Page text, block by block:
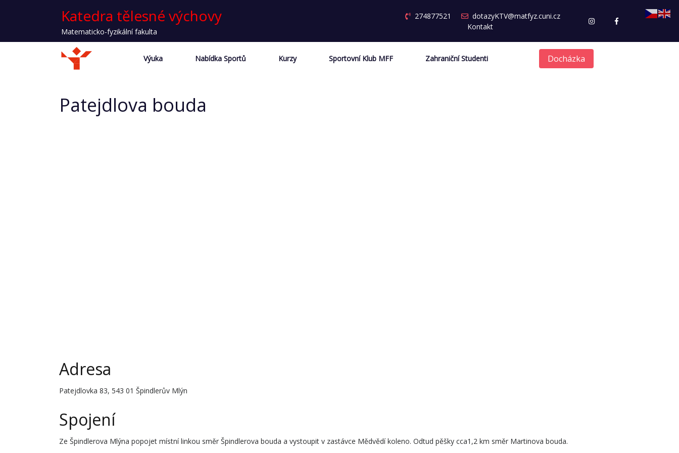
Katedra tělesné výchovy
Matematicko-fyzikální fakulta
274877521
dotazyKTV@matfyz.cuni.cz
Kontakt
Výuka Nabídka Sportů Kurzy Sportovní Klub MFF Zahraniční Studenti Docházka
Patejdlova bouda
Adresa
Patejdlovka 83, 543 01 Špindlerův Mlýn
Spojení
Ze Špindlerova Mlýna popojet místní linkou směr Špindlerova bouda a vystoupit v zastávce Mědvědí koleno. Odtud pěšky cca1,2 km směr Martinova bouda.